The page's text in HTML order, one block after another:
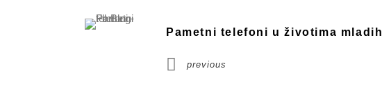
Pametni telefoni u životima mladih
previous